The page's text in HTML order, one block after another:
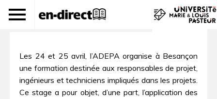
Conduite de projet
Les 24 et 25 avril, l’ADEPA organise à Besançon
une formation destinée aux responsables de projet,
ingénieurs et techniciens impliqués dans les projets.
Ce stage a pour objet, d’une part, l’application des